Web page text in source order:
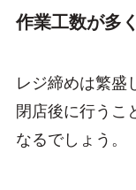
作業工数が多
レジ締めは繁盛
閉店後に行うこ
なるでしょう。